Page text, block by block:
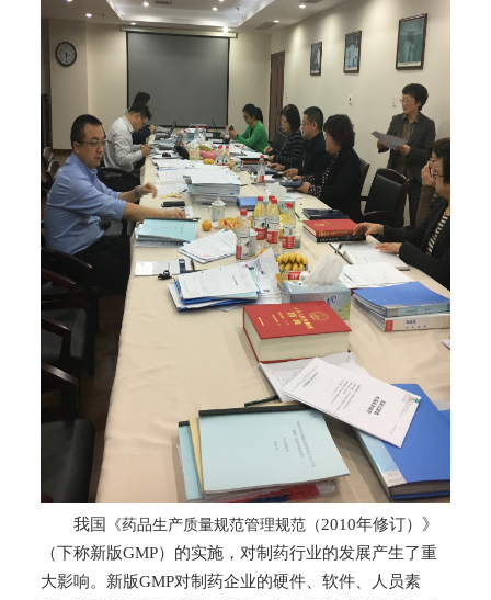
我国 《药品生产质量规范管理规范（ 2010年修订）》
（下称新版GMP） 的实施 ，对制药行业的发展产生了重
大影响。 新版GMP对制药企业的硬件、软件、人员素